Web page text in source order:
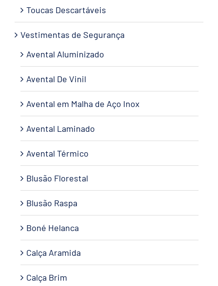
Toucas Descartáveis
Vestimentas de Segurança
Avental Aluminizado
Avental De Vinil
Avental em Malha de Aço Inox
Avental Laminado
Avental Térmico
Blusão Florestal
Blusão Raspa
Boné Helanca
Calça Aramida
Calça Brim